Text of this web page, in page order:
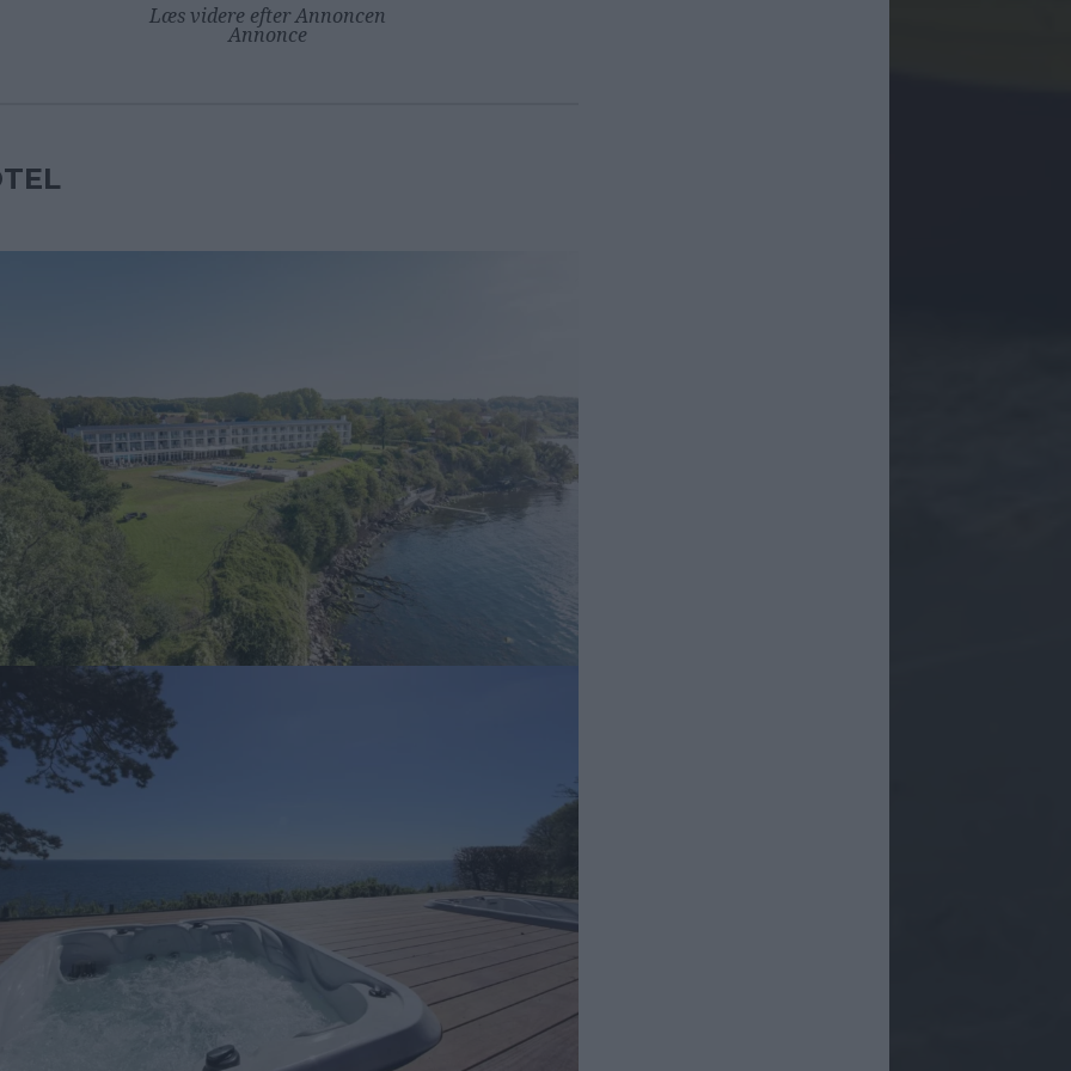
Læs videre efter Annoncen
Annonce